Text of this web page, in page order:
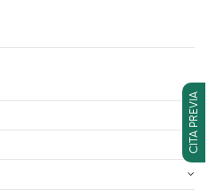
CITA PREVIA